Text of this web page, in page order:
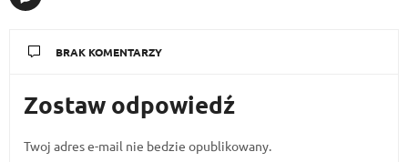
BRAK KOMENTARZY
Zostaw odpowiedź
Twoj adres e-mail nie bedzie opublikowany.